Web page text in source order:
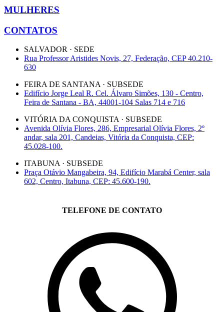
MULHERES
CONTATOS
SALVADOR · SEDE
Rua Professor Aristides Novis, 27, Federação, CEP 40.210-
630
FEIRA DE SANTANA · SUBSEDE
Edifício Jorge Leal R. Cel. Álvaro Simões, 130 - Centro,
Feira de Santana - BA, 44001-104 Salas 714 e 716
VITÓRIA DA CONQUISTA · SUBSEDE
Avenida Olívia Flores, 286, Empresarial Olívia Flores, 2º
andar, sala 201, Candeias, Vitória da Conquista, CEP:
45.028-100.
ITABUNA · SUBSEDE
Praça Otávio Mangabeira, 94, Edifício Marabá Center, sala
602, Centro, Itabuna, CEP: 45.600-190.
TELEFONE DE CONTATO